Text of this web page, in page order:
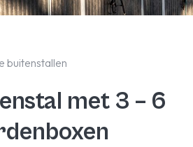
buitenstallen
met 3 – 6